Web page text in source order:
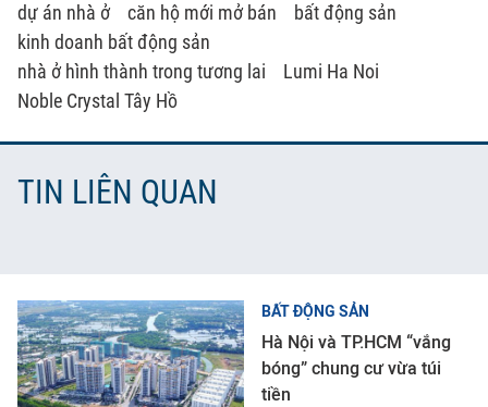
dự án nhà ở
căn hộ mới mở bán
bất động sản
kinh doanh bất động sản
nhà ở hình thành trong tương lai
Lumi Ha Noi
Noble Crystal Tây Hồ
TIN LIÊN QUAN
BẤT ĐỘNG SẢN
Hà Nội và TP.HCM “vắng
bóng” chung cư vừa túi
tiền